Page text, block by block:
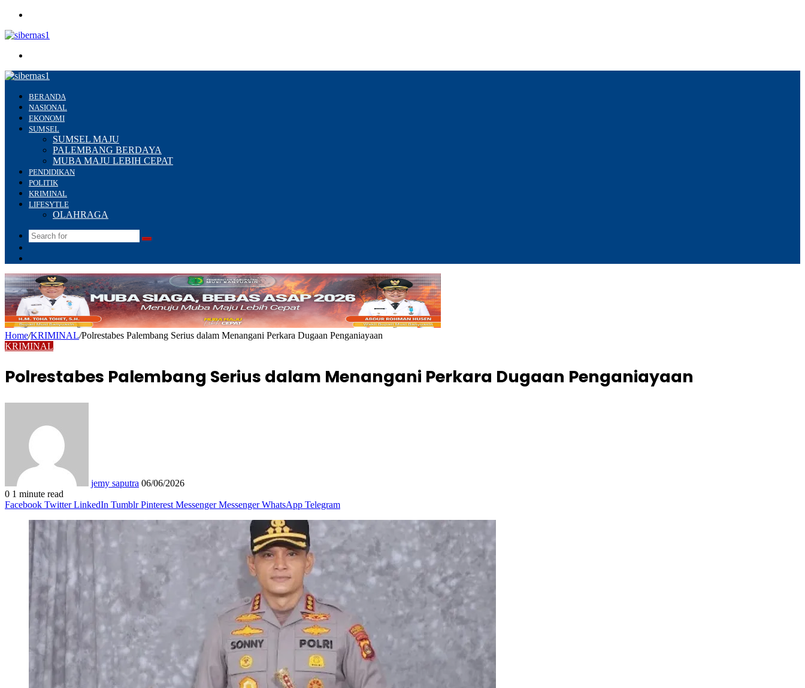
BERANDA
NASIONAL
EKONOMI
SUMSEL
SUMSEL MAJU
PALEMBANG BERDAYA
MUBA MAJU LEBIH CEPAT
PENDIDIKAN
POLITIK
KRIMINAL
LIFESYTLE
OLAHRAGA
Search
Home/KRIMINAL/Polrestabes Palembang Serius dalam Menangani Perkara Dugaan Penganiayaan
KRIMINAL
Polrestabes Palembang Serius dalam Menangani Perkara Dugaan Penganiayaan
jemy saputra 06/06/2026
0 1 minute read
Facebook Twitter LinkedIn Tumblr Pinterest Messenger Messenger WhatsApp Telegram